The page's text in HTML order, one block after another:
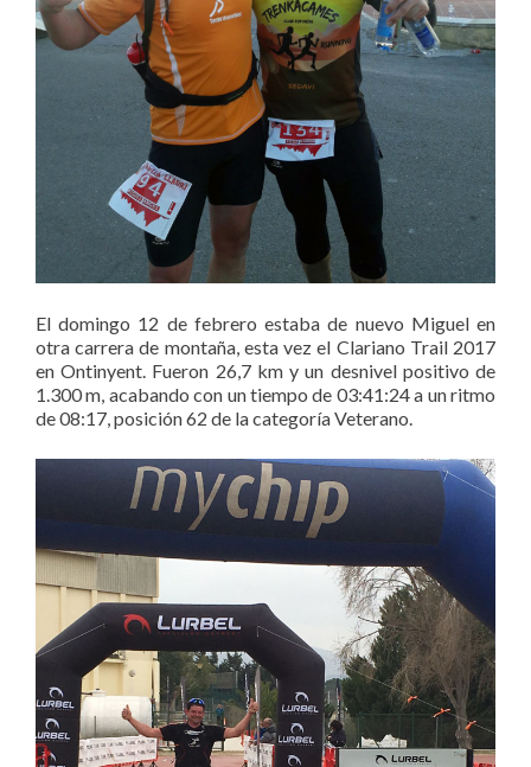
El domingo 12 de febrero estaba de nuevo Miguel en
otra carrera de montaña, esta vez el Clariano Trail 2017
en Ontinyent. Fueron 26,7 km y un desnivel positivo de
1.300 m, acabando con un tiempo de 03:41:24 a un ritmo
de 08:17, posición 62 de la categoría Veterano.